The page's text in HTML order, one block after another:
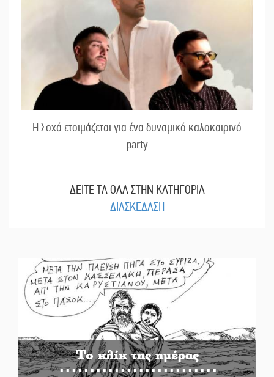
Η Σοχά ετοιμάζεται για ένα δυναμικό καλοκαιρινό
party
ΔΕΙΤΕ ΤΑ ΟΛΑ ΣΤΗΝ ΚΑΤΗΓΟΡΙΑ
ΔΙΑΣΚΕΔΑΣΗ
Το κλίκ της ημέρας